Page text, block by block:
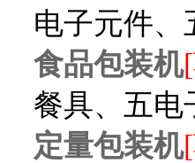
电子元件、
食品包装机
餐具、五电
定量包装机